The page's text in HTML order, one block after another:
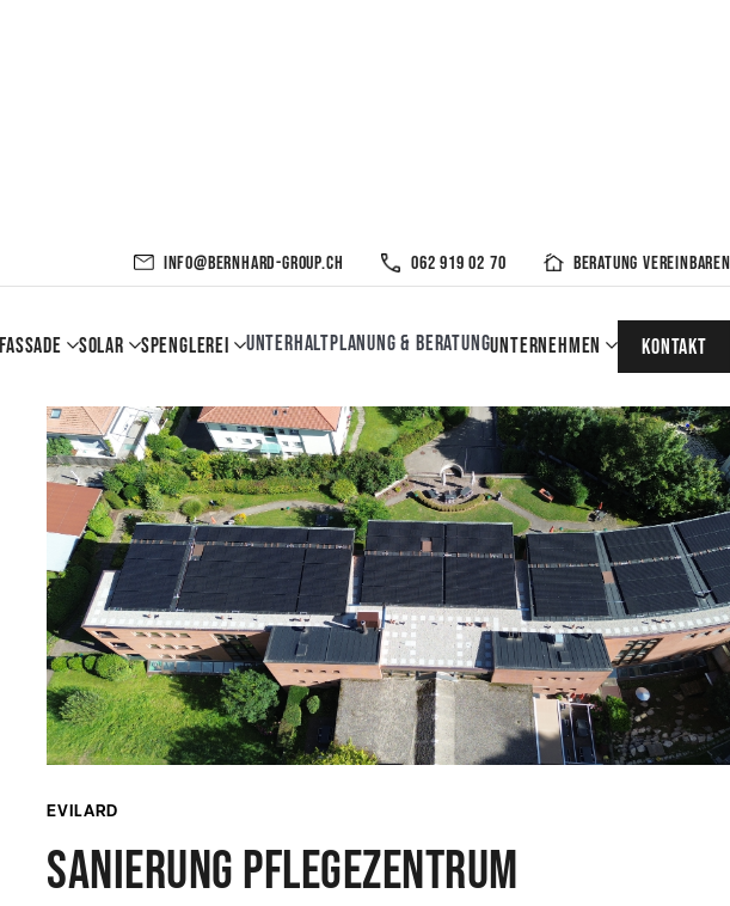
info@bernhard-group.ch 062 919 02 70 Beratung vereinbaren
Fassade Solar Spenglerei UnterhaltPlanung & BeratungUnternehmen KOntakt
EVILARD
Sanierung Pflegezentrum